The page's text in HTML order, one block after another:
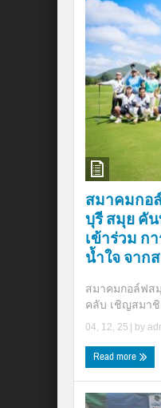
สมาคมกอ
บุรี สมุย คั
เข้าร่วม ก
น้ำใจ จาก
สมาคมกอล์ฟส
คลับ เชิญสมาชิ
04, 12, 25 | by
Read more